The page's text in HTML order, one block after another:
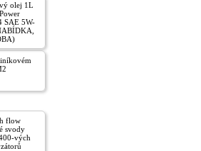
olej 1L
SAE 5W-
flow
svody
vých